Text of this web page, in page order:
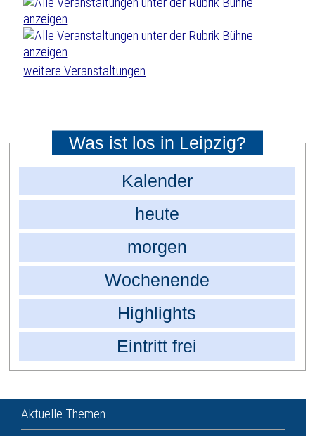
weitere Veranstaltungen
Was ist los in Leipzig?
Kalender
heute
morgen
Wochenende
Highlights
Eintritt frei
Aktuelle Themen